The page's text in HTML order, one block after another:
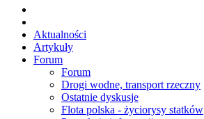
Aktualności
Artykuły
Forum
Forum
Drogi wodne, transport rzeczny
Ostatnie dyskusje
Flota polska - życiorysy statków